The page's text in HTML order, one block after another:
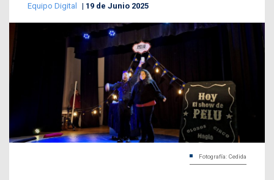
Equipo Digital 19 de Junio 2025
Fotografía: Cedida